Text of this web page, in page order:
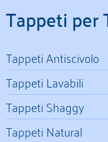
Tappeti per
Tappeti Antiscivolo
Tappeti Lavabili
Tappeti Shaggy
Tappeti Natural